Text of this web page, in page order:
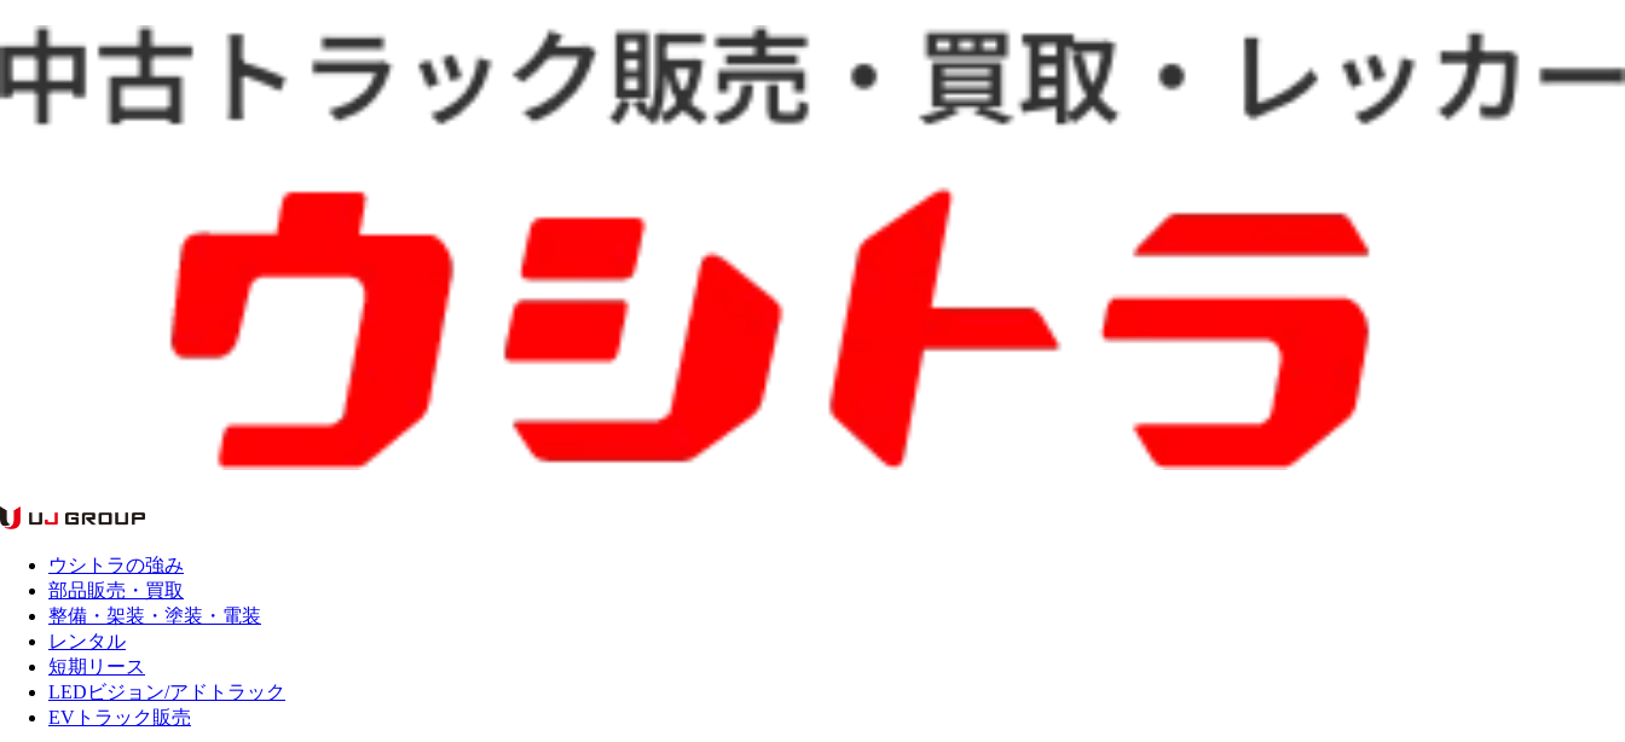
ウシトラの強み
部品販売・買取
整備・架装・塗装・電装
レンタル
短期リース
LEDビジョン/アドトラック
EVトラック販売